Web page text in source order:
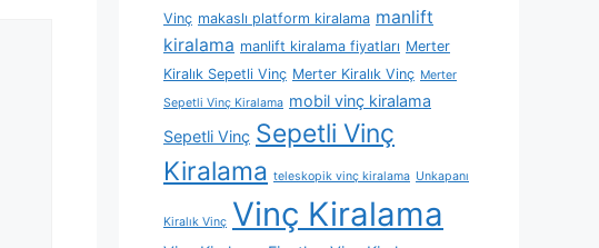
Vinç makaslı platform kiralama manlift
kiralama manlift kiralama fiyatları Merter
Kiralık Sepetli Vinç Merter Kiralık Vinç Merter
Sepetli Vinç Kiralama mobil vinç kiralama
Sepetli Vinç Sepetli Vinç
Kiralama teleskopik vinç kiralama Unkapanı
Kiralık Vinç Vinç Kiralama